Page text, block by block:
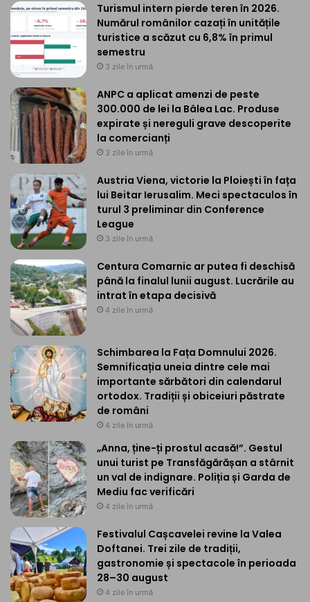
Turismul intern pierde teren în 2026.
Numărul românilor cazați în unitățile
turistice a scăzut cu 6,8% în primul
semestru
3 zile în urmă
ANPC a aplicat amenzi de peste
300.000 de lei la Bâlea Lac. Produse
expirate și nereguli grave descoperite
la comercianți
3 zile în urmă
Austria Viena, victorie la Ploiești în fața
lui Beitar Ierusalim. Meci spectaculos în
turul 3 preliminar din Conference
League
3 zile în urmă
Centura Comarnic ar putea fi deschisă
până la finalul lunii august. Lucrările au
intrat în etapa decisivă
4 zile în urmă
Schimbarea la Fața Domnului 2026.
Semnificația uneia dintre cele mai
importante sărbători din calendarul
ortodox. Tradiții și obiceiuri păstrate
de români
4 zile în urmă
„Anna, ține-ți prostul acasă!”. Gestul
unui turist pe Transfăgărășan a stârnit
un val de indignare. Poliția și Garda de
Mediu fac verificări
4 zile în urmă
Festivalul Cașcavelei revine la Valea
Doftanei. Trei zile de tradiții,
gastronomie și spectacole în perioada
28–30 august
4 zile în urmă